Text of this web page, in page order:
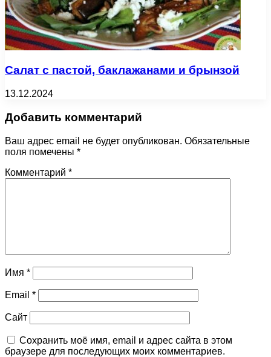
Салат с пастой, баклажанами и брынзой
13.12.2024
Добавить комментарий
Ваш адрес email не будет опубликован. Обязательные
поля помечены *
Комментарий *
Имя *
Email *
Сайт
Сохранить моё имя, email и адрес сайта в этом
браузере для последующих моих комментариев.